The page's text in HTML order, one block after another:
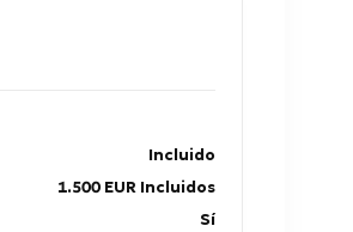
Incluido
1.500 EUR Incluidos
Sí